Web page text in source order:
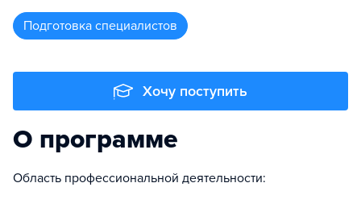
подготовка специалистов
Хочу поступить
О программе
Область профессиональной деятельности: